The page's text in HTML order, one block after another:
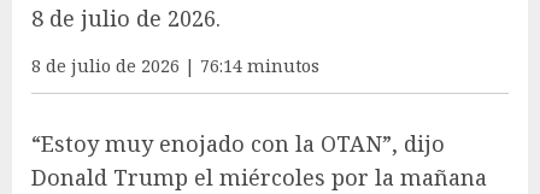
8 de julio de 2026.
8 de julio de 2026 | 76:14 minutos
“Estoy muy enojado con la OTAN”, dijo
Donald Trump el miércoles por la mañana